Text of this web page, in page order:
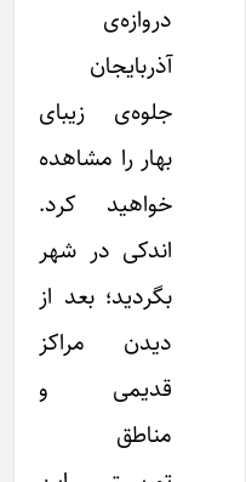
دروازه‌ی
آذربایجان
جلوه‌ی زیبای
بهار را مشاهده
خواهید کرد.
اندکی در شهر
بگردید؛ بعد از
دیدن مراکز
قدیمی و
مناطق